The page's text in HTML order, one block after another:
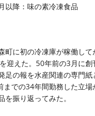
以降：味の素冷凍食品
町に初の冷凍庫が稼働し
迎えた。50年前の3月に
の報を水産関連の専門紙
までの34年間勤務した立
振り返ってみた。